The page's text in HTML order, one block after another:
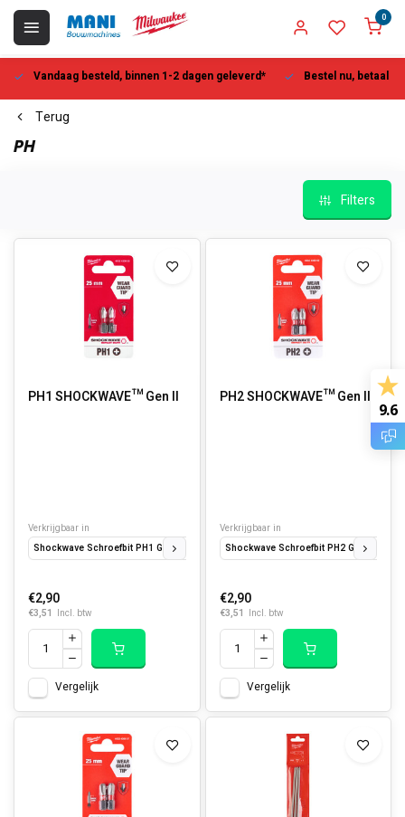
0
Vandaag besteld, binnen 1-2 dagen geleverd* Bestel nu, betaal
Terug
PH
Filters
PH1 SHOCKWAVE™ Gen II
Verkrijgbaar in
Shockwave Schroefbit PH1 GEN2 25 mm (2 st)
Shockwave Schroefbit PH1 GEN2
€2,90
€3,51 Incl. btw
Vergelijk
PH2 SHOCKWAVE™ Gen II
Verkrijgbaar in
Shockwave Schroefbit PH2 GEN2 25
€2,90
€3,51 Incl. btw
Vergelijk
9.6